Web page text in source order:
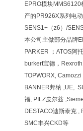
EPRO模块
产的PR926X系列电
SENS1+（z6）/
本公司主做部分品牌
PARKER ；ATOS阿
burkert宝德，
TOPWORX,
BANNER邦纳 ,UE,
福, PILZ皮尔兹
DESTACO迪斯泰克
SMC丰兴CKD等